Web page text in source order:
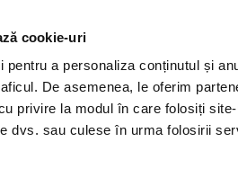
cookie-uri
pentru a personaliza conținutul și
De asemenea, le oferim
privire la modul în care folosiți
dvs. sau culese în urma folosirii
ACASA